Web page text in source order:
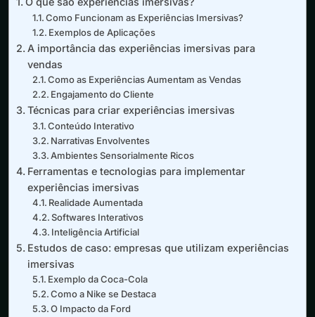
Como Funcionam as Experiências Imersivas?
Exemplos de Aplicações
A importância das experiências imersivas para
vendas
Como as Experiências Aumentam as Vendas
Engajamento do Cliente
Técnicas para criar experiências imersivas
Conteúdo Interativo
Narrativas Envolventes
Ambientes Sensorialmente Ricos
Ferramentas e tecnologias para implementar
experiências imersivas
Realidade Aumentada
Softwares Interativos
Inteligência Artificial
Estudos de caso: empresas que utilizam experiências
imersivas
Exemplo da Coca-Cola
Como a Nike se Destaca
O Impacto da Ford